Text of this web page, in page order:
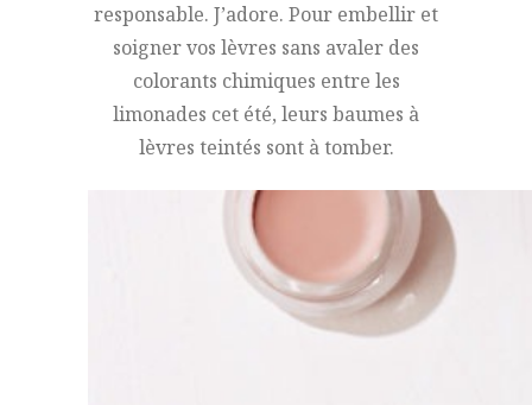
responsable. J’adore. Pour embellir et
soigner vos lèvres sans avaler des
colorants chimiques entre les
limonades cet été, leurs baumes à
lèvres teintés sont à tomber.